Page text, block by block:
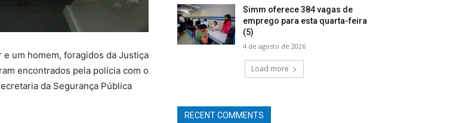
um homem, foragidos da Justiça
encontrados pela polícia com o
da Segurança Pública
Simm oferece 384 vagas de
emprego para esta quarta-feira
(5)
4 de agosto de 2026
Load more
RECENT COMMENTS